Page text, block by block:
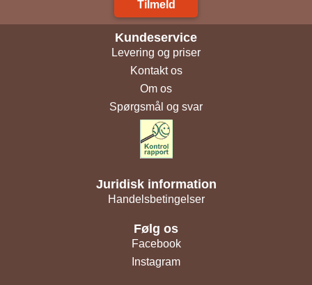
Tilmeld
Kundeservice
Levering og priser
Kontakt os
Om os
Spørgsmål og svar
Juridisk information
Handelsbetingelser
Følg os
Facebook
Instagram